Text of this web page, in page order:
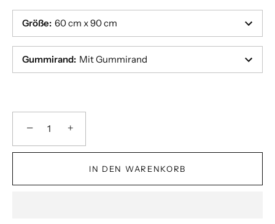
Größe: 60 cm x 90 cm
Gummirand: Mit Gummirand
− +
IN DEN WARENKORB